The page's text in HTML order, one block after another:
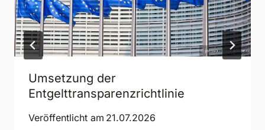
Umsetzung der
Entgelttransparenzrichtlinie
Veröffentlicht am 21.07.2026